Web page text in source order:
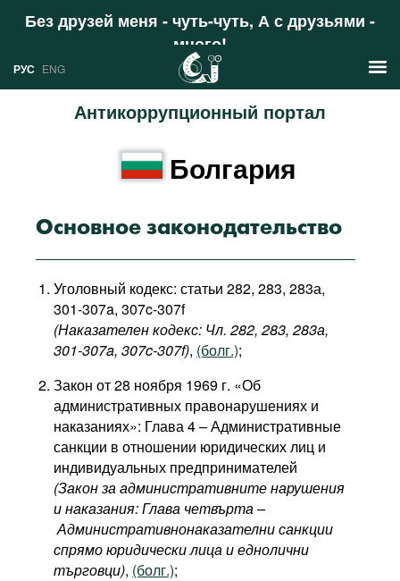
Без друзей меня - чуть-чуть, А с друзьями -
много!
Поддержать
РУС ENG
Антикоррупционный портал
Новости
Аналитика
Профили
Стран
Международных организаций
Литература
Сайты
Документы международных
организаций
Фильмы
Подкасты
Книжная полка
О проекте
Болгария
Основное законодательство
Уголовный кодекс: статьи 282, 283, 283а,
301-307a, 307c-307f
(Наказателен кодекс: Чл. 282, 283, 283а,
301-307a, 307c-307f​), (болг.);
Закон от 28 ноября 1969 г. «Об
административных правонарушениях и
наказаниях»: Глава 4 – Административные
санкции в отношении юридических лиц и
индивидуальных предпринимателей
(Закон за административните нарушения
и наказания: Глава четвърта –
Административнонаказателни санкции
спрямо юридически лица и еднолични
търговци), (болг.);